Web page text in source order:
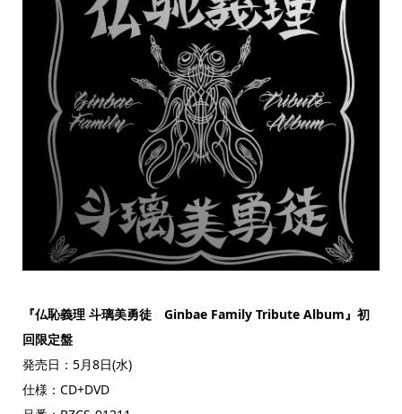
『仏恥義理 斗璃美勇徒 Ginbae Family Tribute Album』初
回限定盤
発売日：5月8日(水)
仕様：CD+DVD